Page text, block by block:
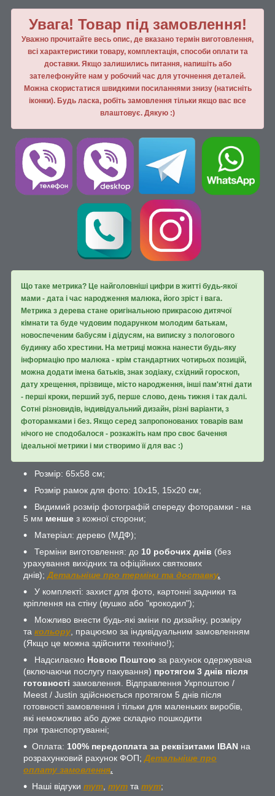
Увага! Товар під замовлення!
Уважно прочитайте весь опис, де вказано термін виготовлення,
всі характеристики товару, комплектація, способи оплати та
доставки. Якщо залишились питання, напишiть або
зателефонуйте нам у робочий час для уточнення деталей.
Можна скористатися швидкими посиланнями знизу (натисніть
іконки). Будь ласка, робiть замовлення тiльки якщо вас все
влаштовує. Дякую :)
Що таке метрика? Це найголовніші цифри в житті будь-якої
мами - дата і час народження малюка, його зріст і вага.
Метрика з дерева стане оригінальною прикрасою дитячої
кімнати та буде чудовим подарунком молодим батькам,
новоспеченим бабусям і дідусям, на виписку з пологового
будинку або хрестини. На метриці можна нанести будь-яку
інформацію про малюка - крім стандартних чотирьох позицій,
можна додати імена батьків, знак зодіаку, східний гороскоп,
дату хрещення, прізвище, місто народження, інші пам'ятні дати
- перші кроки, перший зуб, перше слово, день тижня і так далі.
Сотні різновидів, індивідуальний дизайн, різні варіанти, з
фоторамками і без. Якщо серед запропонованих товарів вам
нічого не сподобалося - розкажіть нам про своє бачення
ідеальної метрики і ми створимо її для вас :)
Розмір: 65х58 см;
Розмір рамок для фото: 10х15, 15х20 см;
Видимий розмір фотографій спереду фоторамки - на
5 мм менше з кожної сторони;
Матеріал: дерево (МДФ);
Терміни виготовлення: до 10 робочих днів (без
урахування вихідних та офіційних святкових
днів); Детальніше про терміни та доставку.
У комплекті: захист для фото, картонні задники та
кріплення на стіну (вушко або "крокодил");
Можливо внести будь-які зміни по дизайну, розміру
та кольору , працюємо за індивідуальним замовленням
(Якщо це можна здійснити технічно!);
Надсилаємо Новою Поштою за рахунок одержувача
(включаючи послугу пакування) протягом 3 днів після
готовності замовлення. Відправлення Укрпоштою /
Meest / Justin здійснюється протягом 5 днів після
готовності замовлення і тільки для маленьких виробів,
які неможливо або дуже складно пошкодити
при транспортуванні;
Оплата: 100% передоплата за реквізитами IBAN на
розрахунковий рахунок ФОП; Детальніше про
оплату замовлення.
Наші відгуки тут тут та тут;